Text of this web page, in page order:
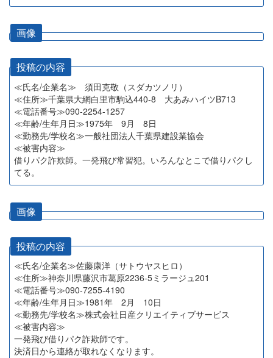
画像
投稿の内容
≪氏名/企業名≫ 須田克敬（スダカツノリ）
≪住所≫千葉県大網白里市駒込440-8 大あみハイツB713
≪電話番号≫090-2254-1257
≪年齢/生年月日≫1975年 9月 8日
≪勤務先/学校名≫一般社団法人千葉県建設業協会
≪被害内容≫
借りパク詐欺師。一発飛び常習犯。いろんなとこで借りパクし
てる。
画像
投稿の内容
≪氏名/企業名≫佐藤康洋（サトウヤスヒロ）
≪住所≫神奈川県藤沢市葛原2236-5ミラージュ201
≪電話番号≫090-7255-4190
≪年齢/生年月日≫1981年 2月 10日
≪勤務先/学校名≫株式会社日産クリエイティブサービス
≪被害内容≫
一発飛び借りパク詐欺師です。
決済日から連絡が取れなくなります。